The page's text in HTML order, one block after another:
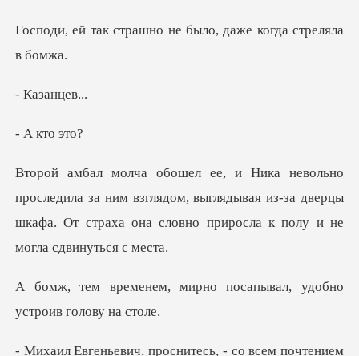
шно не было, даже ко
занц
кто
за ним взглядом, выглядывая из-за дверцы
шкафа. От страха
ирно посапывал, удобно
нием